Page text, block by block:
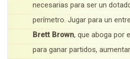
necesarias para ser un
perímetro. Jugar para un
Brett Brown, que aboga por
para ganar partidos,